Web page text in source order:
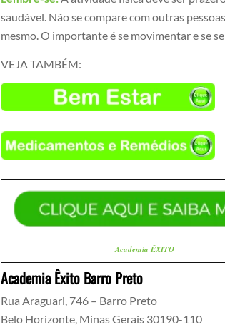
saudável. Não se compare com outras
mesmo. O importante é se movimentar e se
VEJA TAMBÉM:
Academia ÊXITO
Academia Êxito Barro Preto
Rua Araguari, 746 – Barro Preto
Belo Horizonte, Minas Gerais 30190-110